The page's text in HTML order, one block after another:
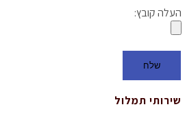
העלה קובץ:
שירותי תמלול